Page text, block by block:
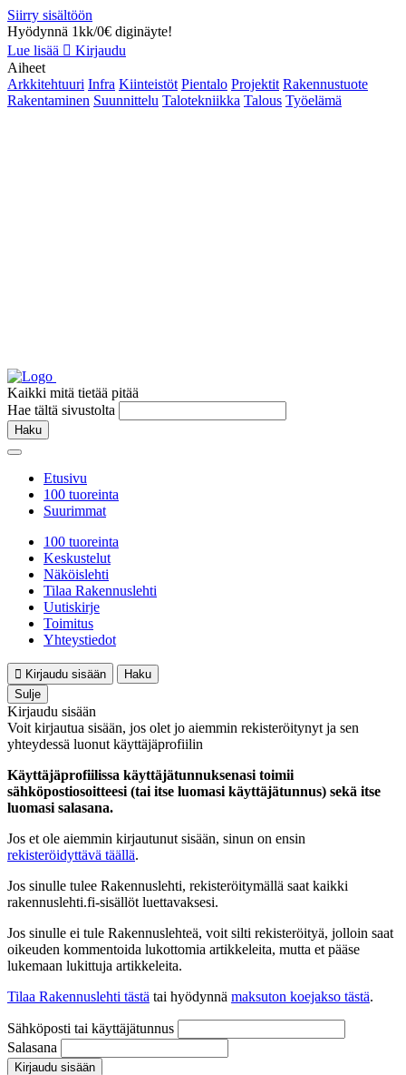
Siirry sisältöön
Hyödynnä 1kk/0€ diginäyte!
Lue lisää
Kirjaudu
Aiheet
Arkkitehtuuri Infra Kiinteistöt Pientalo Projektit Rakennustuote
Rakentaminen Suunnittelu Talotekniikka Talous Työelämä
Kaikki mitä tietää pitää
Hae tältä sivustolta
Haku
Etusivu
100 tuoreinta
Suurimmat
100 tuoreinta
Keskustelut
Näköislehti
Tilaa Rakennuslehti
Uutiskirje
Toimitus
Yhteystiedot
Kirjaudu sisään
Haku
Sulje
Kirjaudu sisään
Voit kirjautua sisään, jos olet jo aiemmin rekisteröitynyt ja sen
yhteydessä luonut käyttäjäprofiilin
Käyttäjäprofiilissa käyttäjätunnuksenasi toimii
sähköpostiosoitteesi (tai itse luomasi käyttäjätunnus) sekä itse
luomasi salasana.
Jos et ole aiemmin kirjautunut sisään, sinun on ensin
rekisteröidyttävä täällä.
Jos sinulle tulee Rakennuslehti, rekisteröitymällä saat kaikki
rakennuslehti.fi-sisällöt luettavaksesi.
Jos sinulle ei tule Rakennuslehteä, voit silti rekisteröityä, jolloin saat
oikeuden kommentoida lukottomia artikkeleita, mutta et pääse
lukemaan lukittuja artikkeleita.
Tilaa Rakennuslehti tästä tai hyödynnä maksuton koejakso tästä.
Sähköposti tai käyttäjätunnus
Salasana
Kirjaudu sisään